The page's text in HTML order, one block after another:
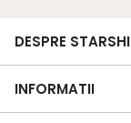
DESPRE
INFORMATII